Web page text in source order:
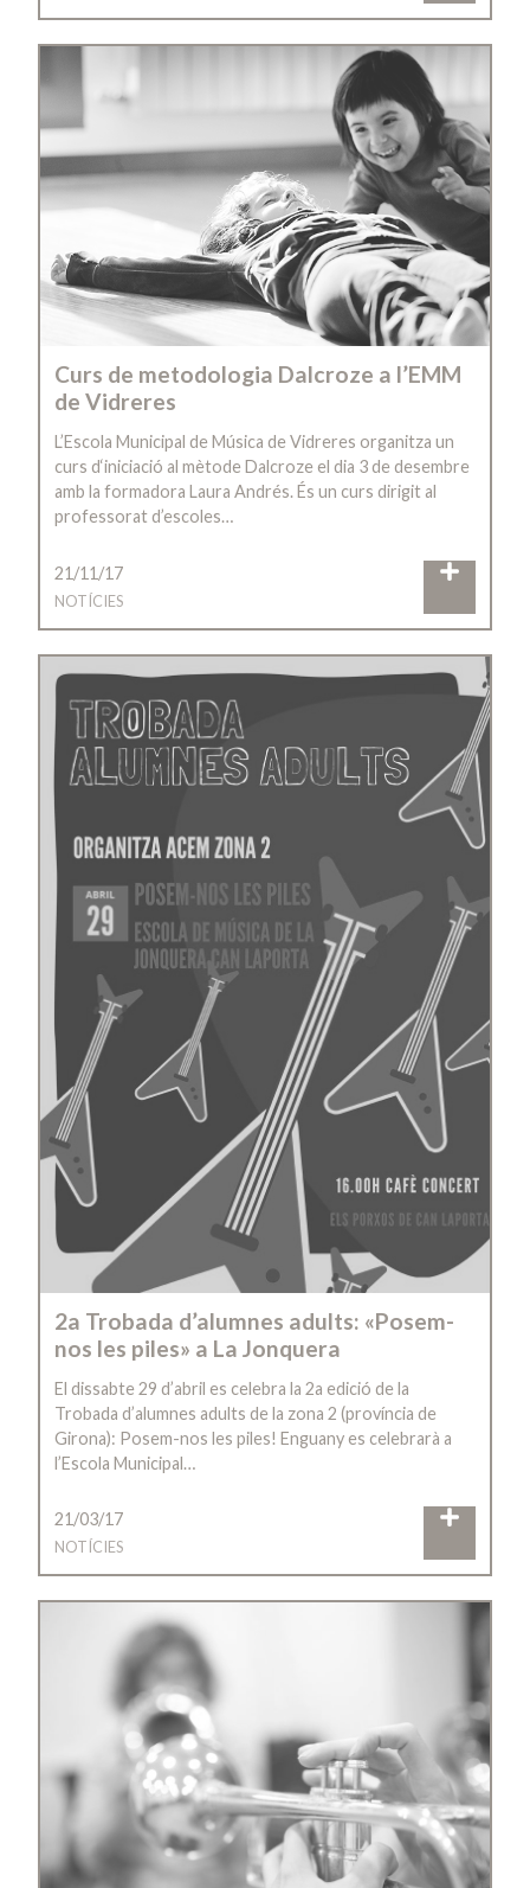
Curs de metodologia Dalcroze a l’EMM
de Vidreres
L’Escola Municipal de Música de Vidreres organitza un
curs d‘iniciació al mètode Dalcroze el dia 3 de desembre
amb la formadora Laura Andrés. És un curs dirigit al
professorat d’escoles…
21/11/17
NOTÍCIES
2a Trobada d’alumnes adults: «Posem-
nos les piles» a La Jonquera
El dissabte 29 d’abril es celebra la 2a edició de la
Trobada d’alumnes adults de la zona 2 (província de
Girona): Posem-nos les piles! Enguany es celebrarà a
l’Escola Municipal…
21/03/17
NOTÍCIES